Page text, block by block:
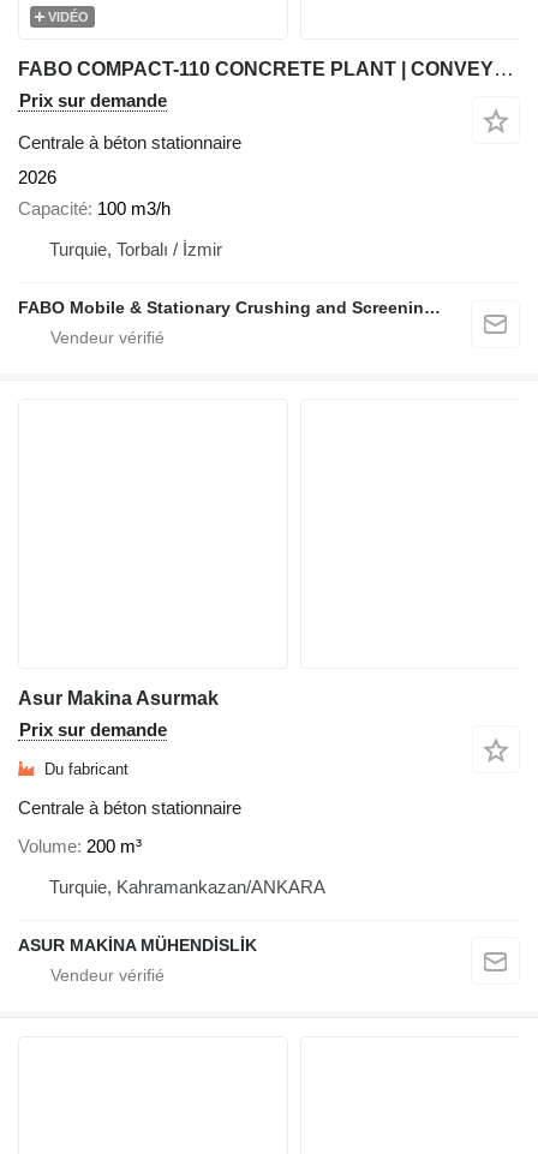
VIDÉO
FABO COMPACT-110 CONCRETE PLANT | CONVEYOR TYPE
Prix sur demande
Centrale à béton stationnaire
2026
Capacité 100 m3/h
Turquie, Torbalı / İzmir
FABO Mobile & Stationary Crushing and Screening Plants | Concrete Batching Plants Manufacturer
Asur Makina Asurmak
Prix sur demande
Du fabricant
Centrale à béton stationnaire
Volume 200 m³
Turquie, Kahramankazan/ANKARA
ASUR MAKİNA MÜHENDİSLİK